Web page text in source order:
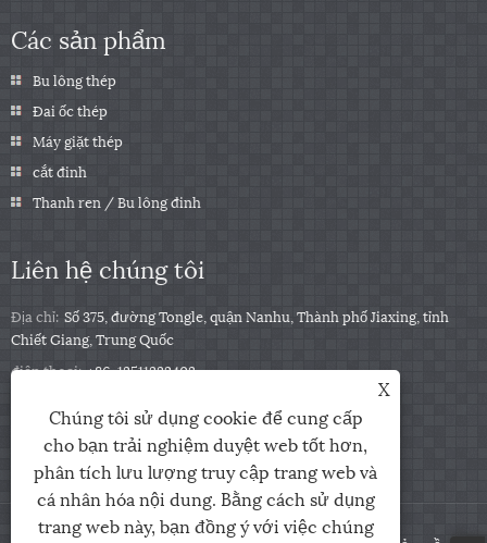
Các sản phẩm
Bu lông thép
Đai ốc thép
Máy giặt thép
cắt đinh
Thanh ren / Bu lông đinh
Liên hệ chúng tôi
Địa chỉ: Số 375, đường Tongle, quận Nanhu, Thành phố Jiaxing, tỉnh
Chiết Giang, Trung Quốc
điện thoại: +86-13511332403
E-mail:
sales@qbfastener.cn
X
Chúng tôi sử dụng cookie để cung cấp
cho bạn trải nghiệm duyệt web tốt hơn,
phân tích lưu lượng truy cập trang web và
cá nhân hóa nội dung. Bằng cách sử dụng
trang web này, bạn đồng ý với việc chúng